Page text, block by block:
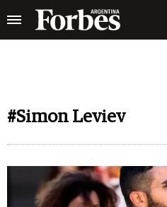
#Simon Leviev